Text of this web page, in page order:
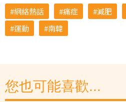
網絡熱話 痛症 減肥
運動
南韓
您也可能喜歡...